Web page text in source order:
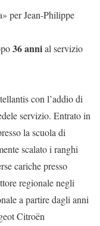
per Jean-Philippe
36 annial servizio
con l’addio di
servizio. Entrato in
la scuola di
scalato i ranghi
cariche presso
regionale negli
a partire dagli anni
Citroën